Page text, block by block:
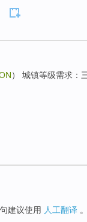
） 城镇等级需求：
建议使用 人工翻译